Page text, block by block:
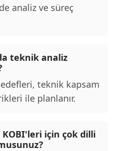
analiz ve süreç
teknik analiz
teknik kapsam
ile planlanır.
için çok dilli